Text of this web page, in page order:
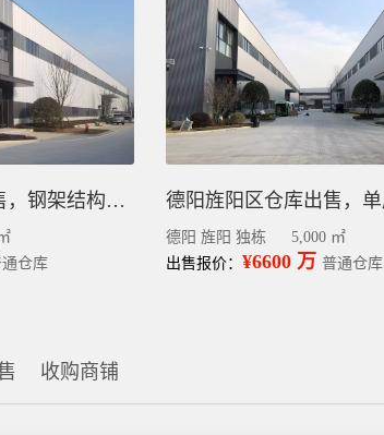
德阳旌阳区仓库出售，钢架结构厂房，多面积可选，2000平
仓库
德阳 旌阳 独栋
5,000 ㎡
出售报价： ¥6600 万 普通仓库
收购商铺